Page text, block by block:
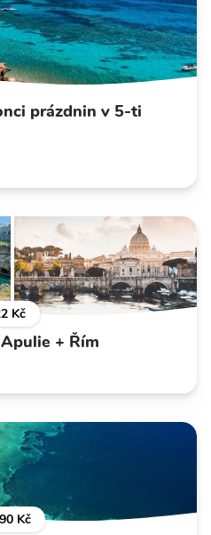
prázdnin v 5-ti
Kč
+ Řím
Kč